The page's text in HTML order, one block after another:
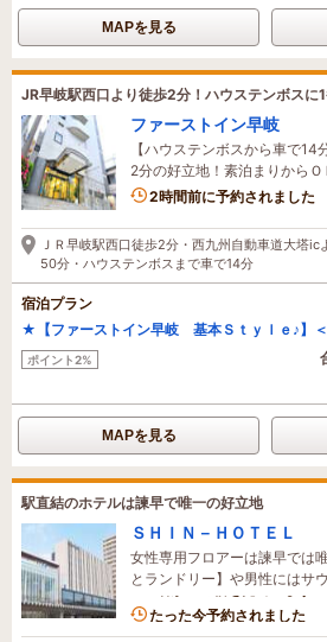
MAPを見る
JR早岐駅西口より徒歩2分！ハウステンボスに
ファーストイン早岐
【ハウステンボスから車で
2分の好立地！素泊まりから
2時間前に予約されました
ＪＲ早岐駅西口徒歩2分・西九州自動車道大塔
50分・ハウステンボスまで車で14分
宿泊プラン
★【ファーストイン早岐 基本Ｓｔｙｌｅ♪】
ポイント2%
MAPを見る
駅直結のホテルは諫早で唯一の好立地
ＳＨＩＮ－ＨＯＴＥＬ
女性専用フロアーは諫早では
とランドリー】や男性にはサ
1名がこの宿を見ています